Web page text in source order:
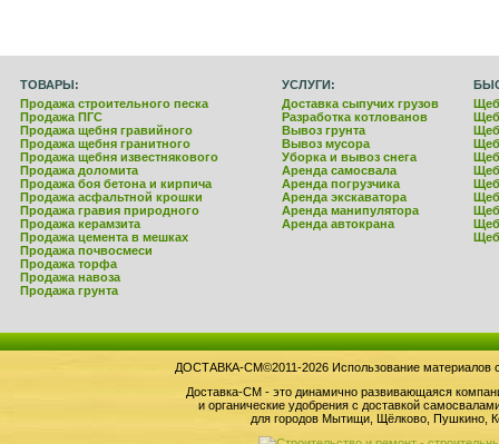
ТОВАРЫ: УСЛУГИ:
Продажа строительного песка
Продажа ПГС
Продажа щебня гравийного
Продажа щебня гранитного
Продажа щебня известнякового
Продажа доломита
Продажа боя бетона и кирпича
Продажа асфальтной крошки
Продажа гравия природного
Продажа керамзита
Продажа цемента в мешках
Доставка сыпучих грузов
Разработка котлованов
Вывоз грунта
Вывоз мусора
Уборка и вывоз снега
Аренда самосвала
Аренда погрузчика
Аренда экскаватора
Аренда манипулятора
Аренда автокрана
Продажа почвосмеси
Продажа торфа
Продажа навоза
Продажа грунта
ДОСТАВКА-СМ©2011-2026 Использование материалов
Доставка-СМ - это динамично развивающаяся
и органические удобрения с доставкой
для городов Мытищи, Щёлково, Пушкино,